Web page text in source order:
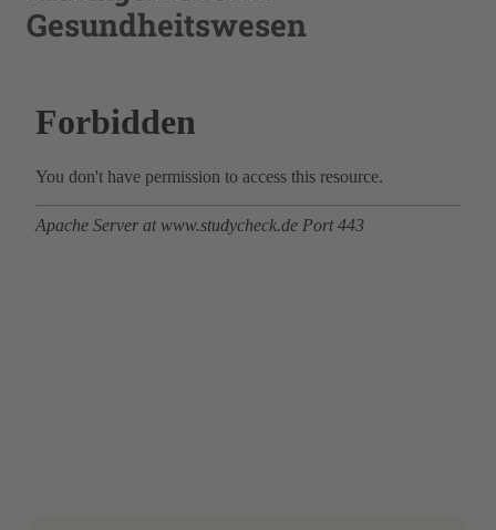
Gesundheitswesen